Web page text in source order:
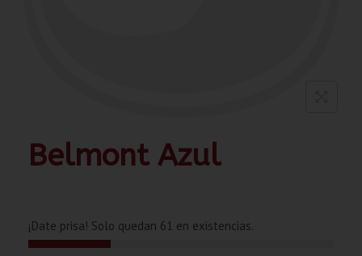
Belmont Azul
¡Date prisa! Solo quedan 61 en existencias.